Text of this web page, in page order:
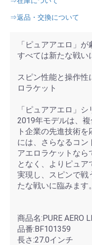
⇒返品・交換について
「ピュアアエロ」
すべては新たな戦い
スピン性能と操作性
ロラケット
「ピュアアエロ」
2019年モデルは、
ト企業の先進技術
には、さらなるコン
アエロラケットなら
となく、よりピュア
実現し、スピンで戦
たな戦いに臨みます。
商品名:PURE AERO
品番:BF101359
長さ:27.0インチ